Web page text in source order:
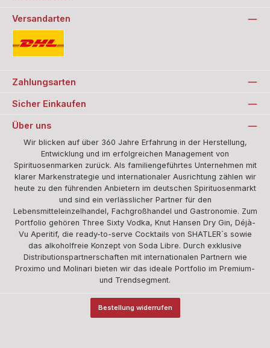
Versandarten
Zahlungsarten
Sicher Einkaufen
Über uns
Wir blicken auf über 360 Jahre Erfahrung in der Herstellung,
Entwicklung und im erfolgreichen Management von
Spirituosenmarken zurück. Als familiengeführtes Unternehmen mit
klarer Markenstrategie und internationaler Ausrichtung zählen wir
heute zu den führenden Anbietern im deutschen Spirituosenmarkt
und sind ein verlässlicher Partner für den
Lebensmitteleinzelhandel, Fachgroßhandel und Gastronomie. Zum
Portfolio gehören Three Sixty Vodka, Knut Hansen Dry Gin, Déjà-
Vu Aperitif, die ready-to-serve Cocktails von SHATLER´s sowie
das alkoholfreie Konzept von Soda Libre. Durch exklusive
Distributionspartnerschaften mit internationalen Partnern wie
Proximo und Molinari bieten wir das ideale Portfolio im Premium-
und Trendsegment.
Bestellung widerrufen